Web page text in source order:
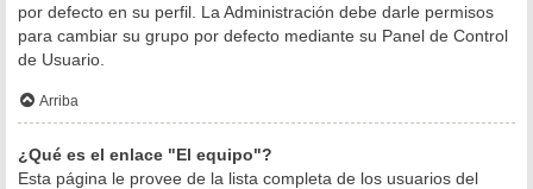
por defecto en su perfil. La Administración debe darle permisos
para cambiar su grupo por defecto mediante su Panel de Control
de Usuario.
Arriba
¿Qué es el enlace "El equipo"?
Esta página le provee de la lista completa de los usuarios del